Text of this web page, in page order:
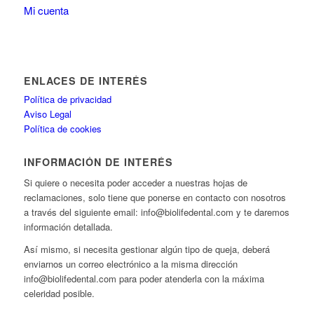
Mi cuenta
ENLACES DE INTERÉS
Política de privacidad
Aviso Legal
Política de cookies
INFORMACIÓN DE INTERÉS
Si quiere o necesita poder acceder a nuestras hojas de
reclamaciones, solo tiene que ponerse en contacto con nosotros
a través del siguiente email: info@biolifedental.com y te daremos
información detallada.
Así mismo, si necesita gestionar algún tipo de queja, deberá
enviarnos un correo electrónico a la misma dirección
info@biolifedental.com para poder atenderla con la máxima
celeridad posible.